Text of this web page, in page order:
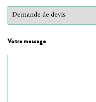
Votre message